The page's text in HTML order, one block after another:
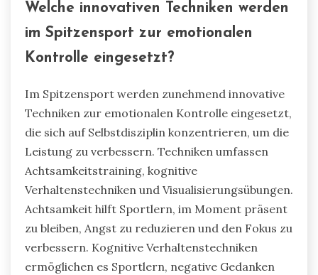
Welche innovativen Techniken werden
im Spitzensport zur emotionalen
Kontrolle eingesetzt?
Im Spitzensport werden zunehmend innovative
Techniken zur emotionalen Kontrolle eingesetzt,
die sich auf Selbstdisziplin konzentrieren, um die
Leistung zu verbessern. Techniken umfassen
Achtsamkeitstraining, kognitive
Verhaltenstechniken und Visualisierungsübungen.
Achtsamkeit hilft Sportlern, im Moment präsent
zu bleiben, Angst zu reduzieren und den Fokus zu
verbessern. Kognitive Verhaltenstechniken
ermöglichen es Sportlern, negative Gedanken